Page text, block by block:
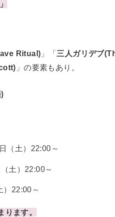
Ritual) 」「三人ガリデブ
」の要素もあり。
（土）22:00～
土）22:00～
）22:00～
ます。